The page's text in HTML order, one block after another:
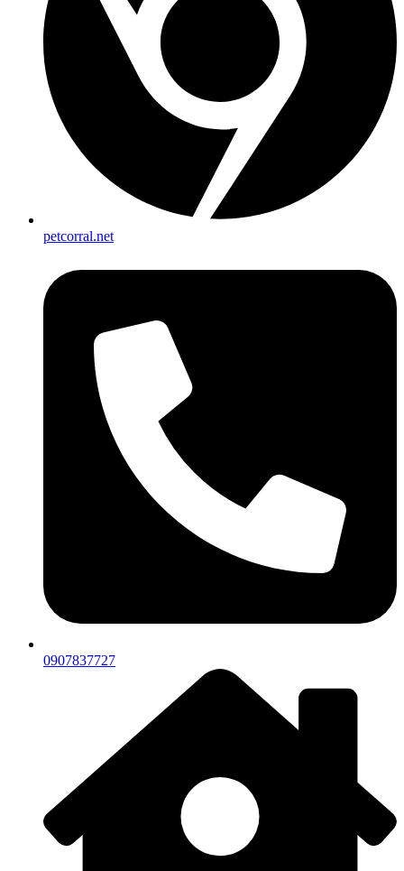
petcorral.net
0907837727